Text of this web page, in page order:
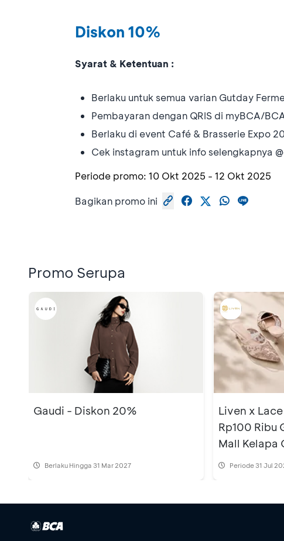
Diskon 10%
Syarat & Ketentuan :
Berlaku untuk semua varian Gutday
Pembayaran dengan QRIS di myBCA/
Berlaku di event Café & Brasserie Expo
Cek instagram untuk info selengkapnya
Periode promo: 10 Okt 2025 - 12 Okt 2025
Bagikan promo ini
Promo Serupa
Gaudi - Diskon 20%
Berlaku Hingga 31 Mar 2027
Liven x
Rp100 Ribu
Mall Kelapa
Periode 31 Jul